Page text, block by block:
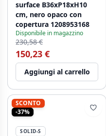
surface B36xP18xH10
cm, nero opaco con
copertura 1208953168
Disponibile in magazzino
230,58 €
150,23 €
Aggiungi al carrello
SCONTO
-37%
SOLID-S